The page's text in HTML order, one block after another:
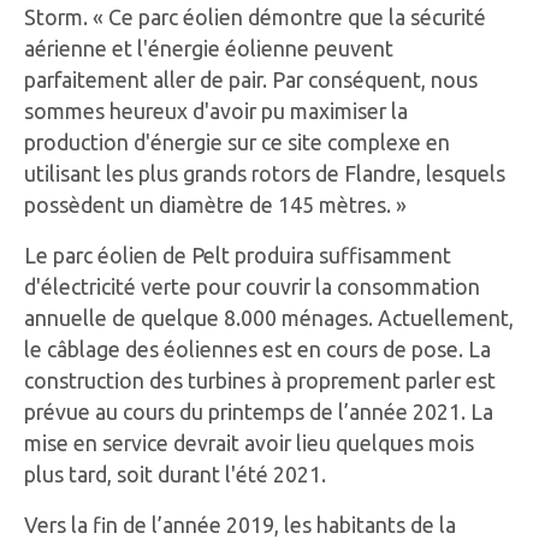
Storm. « Ce parc éolien démontre que la sécurité
aérienne et l'énergie éolienne peuvent
parfaitement aller de pair. Par conséquent, nous
sommes heureux d'avoir pu maximiser la
production d'énergie sur ce site complexe en
utilisant les plus grands rotors de Flandre, lesquels
possèdent un diamètre de 145 mètres. »
Le parc éolien de Pelt produira suffisamment
d'électricité verte pour couvrir la consommation
annuelle de quelque 8.000 ménages. Actuellement,
le câblage des éoliennes est en cours de pose. La
construction des turbines à proprement parler est
prévue au cours du printemps de l’année 2021. La
mise en service devrait avoir lieu quelques mois
plus tard, soit durant l'été 2021.
Vers la fin de l’année 2019, les habitants de la